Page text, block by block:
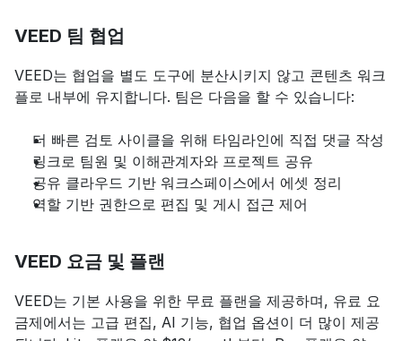
VEED 팀 협업
VEED는 협업을 별도 도구에 분산시키지 않고 콘텐츠 워크
플로 내부에 유지합니다. 팀은 다음을 할 수 있습니다:
더 빠른 검토 사이클을 위해 타임라인에 직접 댓글 작성
링크로 팀원 및 이해관계자와 프로젝트 공유
공유 클라우드 기반 워크스페이스에서 에셋 정리
역할 기반 권한으로 편집 및 게시 접근 제어
VEED 요금 및 플랜
VEED는 기본 사용을 위한 무료 플랜을 제공하며, 유료 요
금제에서는 고급 편집, AI 기능, 협업 옵션이 더 많이 제공